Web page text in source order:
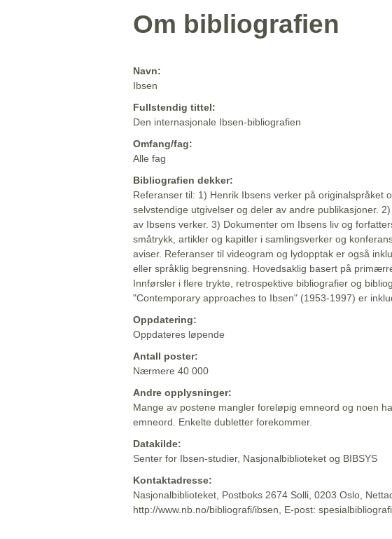
Om bibliografien
Navn:
Ibsen
Fullstendig tittel:
Den internasjonale Ibsen-bibliografien
Omfang/fag:
Alle fag
Bibliografien dekker:
Referanser til: 1) Henrik Ibsens verker på originalspråket
selvstendige utgivelser og deler av andre publikasjoner.
av Ibsens verker. 3) Dokumenter om Ibsens liv og
småtrykk, artikler og kapitler i samlingsverker og
aviser. Referanser til videogram og lydopptak er også
eller språklig begrensning. Hovedsaklig basert på
Innførsler i flere trykte, retrospektive bibliografier og
"Contemporary approaches to Ibsen" (1953-1997) er
Oppdatering:
Oppdateres løpende
Antall poster:
Nærmere 40 000
Andre opplysninger:
Mange av postene mangler foreløpig emneord og noen
emneord. Enkelte dubletter forekommer.
Datakilde:
Senter for Ibsen-studier, Nasjonalbiblioteket og BIBSYS
Kontaktadresse:
Nasjonalbiblioteket, Postboks 2674 Solli, 0203 Oslo,
http://www.nb.no/bibliografi/ibsen, E-post: